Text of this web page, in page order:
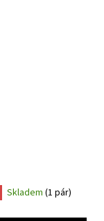
Skladem (1 pár)